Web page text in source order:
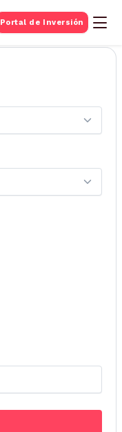
Portal de Inversión